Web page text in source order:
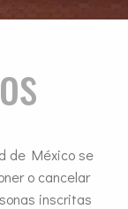
de México se
o cancelar
inscritas